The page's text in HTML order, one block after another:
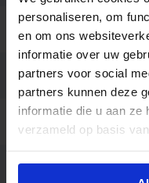
personaliseren, om
en om ons
informatie over uw
partners voor social
partners kunnen deze
informatie die u aan ze
verzameld op basis
3-
Aansluiting 3-
Garantie 5